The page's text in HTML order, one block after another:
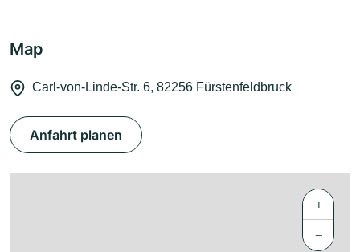
Map
Carl-von-Linde-Str. 6, 82256 Fürstenfeldbruck
Anfahrt planen
+
−